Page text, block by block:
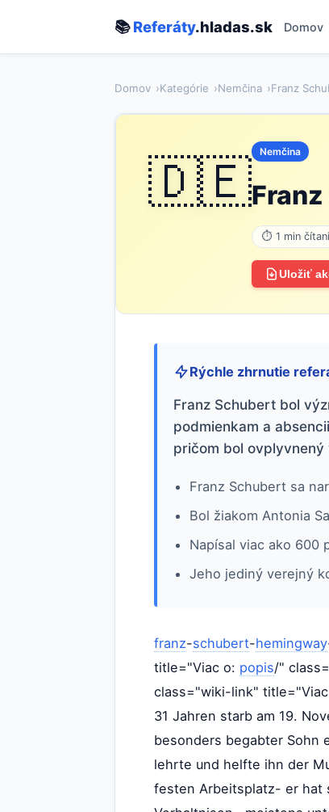
📚Referáty.hladas.sk Domov
Domov Kategórie Nemčina Franz
🇩🇪 Nemčina
⏱ 1 min
Uložiť
Rýchle zhrnutie
Franz Schubert bol
podmienkam a
pričom bol
Franz Schubert sa
Bol žiakom Antonia
Napísal viac ako 600
Jeho jediný verejný
franz-schubert-hemingway
title="Viac o: popis/"
class="wiki-link"
31 Jahren starb am 19.
besonders begabter Sohn
lehrte und helfte ihn der
festen Arbeitsplatz- er hat